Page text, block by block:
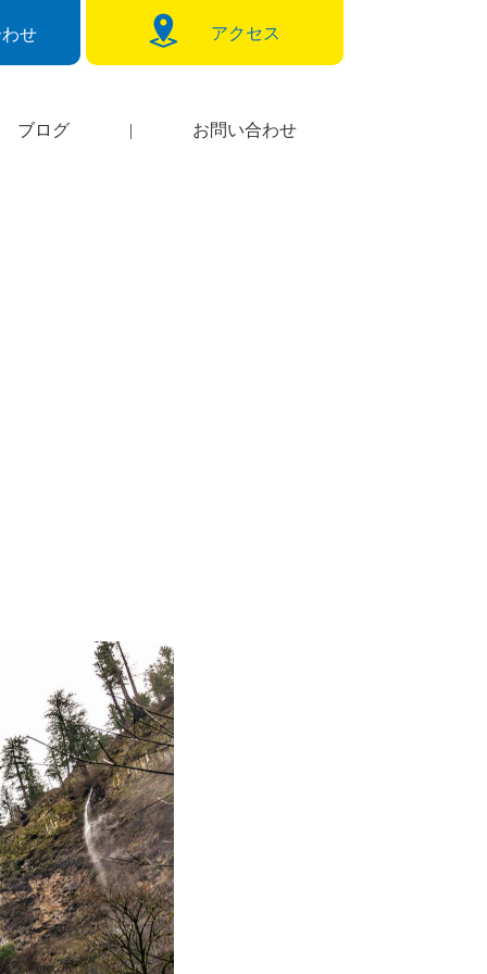
せ アクセス
ブログ | お問い合わせ